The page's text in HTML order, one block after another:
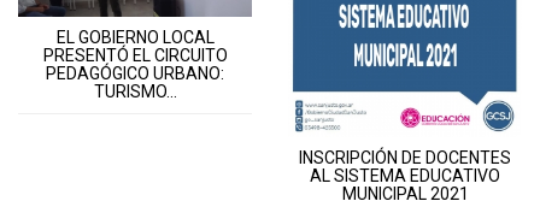
EL GOBIERNO LOCAL
PRESENTÓ EL CIRCUITO
PEDAGÓGICO URBANO:
TURISMO...
INSCRIPCIÓN DE DOCENTES
AL SISTEMA EDUCATIVO
MUNICIPAL 2021